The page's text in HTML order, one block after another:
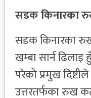
सडक किनारका
सडक किनारका
खम्बा सार्न
परेको प्रमुख
उत्तरतर्फका रुख